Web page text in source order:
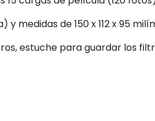
medidas de 150 x 112 x 95
estuche para guardar los